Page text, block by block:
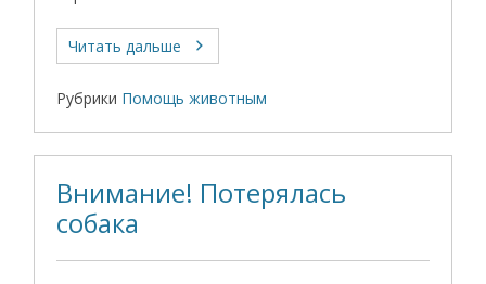
Читать дальше
Рубрики Помощь животным
Внимание! Потерялась
собака